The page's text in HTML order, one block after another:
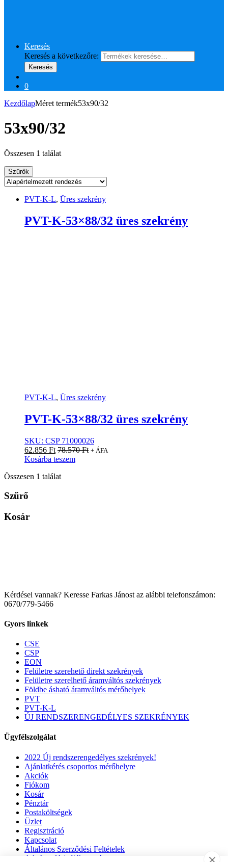
Keresés
Keresés a következőre:
Keresés
0
KezdőlapMéret termék53x90/32
53x90/32
Összesen 1 találat
Szűrők
PVT-K-L, Üres szekrény
PVT-K-53×88/32 üres szekrény
PVT-K-L, Üres szekrény
PVT-K-53×88/32 üres szekrény
SKU: CSP 71000026
62.856 Ft 78.570Ft + ÁFA
Kosárba teszem
Összesen 1 találat
Szűrő
Kosár
Kérdései vannak? Keresse Farkas Jánost az alábbi telefonszámon:
0670/779-5466
Gyors linkek
CSE
CSP
EON
Felületre szerehető direkt szekrények
Felületre szerelhető áramváltós szekrények
Földbe ásható áramváltós mérőhelyek
PVT
PVT-K-L
ÚJ RENDSZERENGEDÉLYES SZEKRÉNYEK
Ügyfélszolgálat
2022 Új rendszerengedélyes szekrények!
Ajánlatkérés csoportos mérőhelyre
Akciók
Fiókom
Kosár
Pénztár
Postaköltségek
Üzlet
Regisztráció
Kapcsolat
Általános Szerződési Feltételek
Adatkezelési tájékoztató